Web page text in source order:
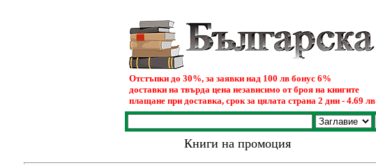
Отстъпки до 30%, за заявки над 100 лв бонус 6%
доставки на твърда цена независимо от броя на книгите
плащане при доставка, срок за цялата страна 2 дни - 4.69 лв
Книги на промоция